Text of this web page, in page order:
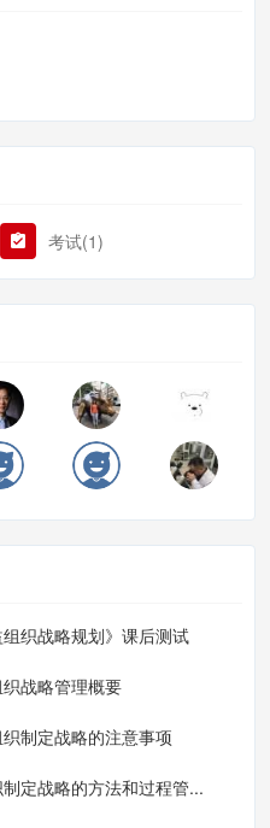
考试(1)
组织战略规划》课后测试
战略管理概要
制定战略的注意事项
定战略的方法和过程管...